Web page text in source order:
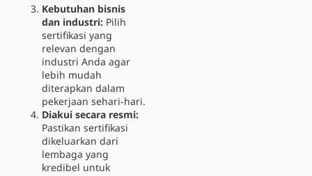
Kebutuhan bisnis
dan industri: Pilih
sertifikasi yang
relevan dengan
industri Anda agar
lebih mudah
diterapkan dalam
pekerjaan sehari-hari.
Diakui secara resmi:
Pastikan sertifikasi
dikeluarkan dari
lembaga yang
kredibel untuk